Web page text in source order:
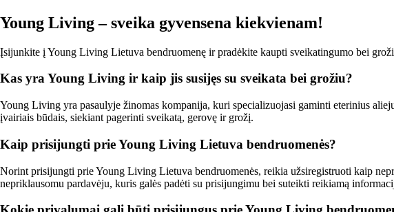
Young Living – sveika gyvensena kiekvienam!
Įsijunkite į Young Living Lietuva bendruomenę ir pradėkite kaupti sveikatingumo bei
Kas yra Young Living ir kaip jis susijęs su sveikata bei grožiu?
Young Living yra pasaulyje žinomas kompanija, kuri specializuojasi gaminti eterinius
įvairiais būdais, siekiant pagerinti sveikatą, gerovę ir grožį.
Kaip prisijungti prie Young Living Lietuva bendruomenės?
Norint prisijungti prie Young Living Lietuva bendruomenės, reikia užsiregistruoti kaip
nepriklausomu pardavėju, kuris galės padėti su prisijungimu bei suteikti reikiamą